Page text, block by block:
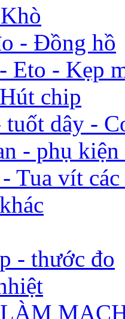
- Đồng hồ
Eto - Kẹp
chip
tuốt dây -
- phụ kiện
Tua vít
- thước đo